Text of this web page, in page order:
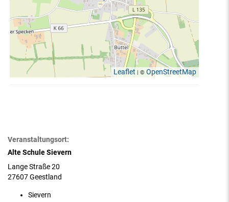
Leaflet | © OpenStreetMap
Veranstaltungsort:
Alte Schule Sievern
Lange Straße 20
27607 Geestland
Sievern